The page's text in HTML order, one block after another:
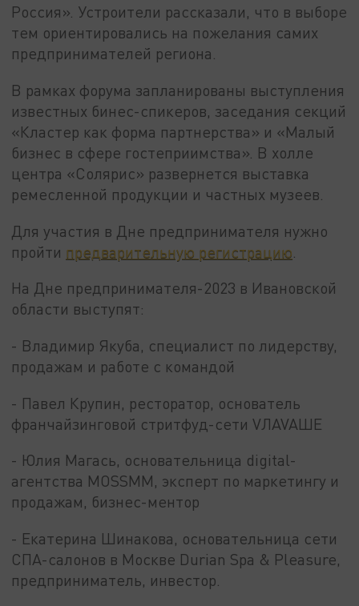
Россия». Устроители рассказали, что в выборе
тем ориентировались на пожелания самих
предпринимателей региона.
В рамках форума запланированы выступления
известных бинес-спикеров, заседания секций
«Кластер как форма партнерства» и «Малый
бизнес в сфере гостеприимства». В холле
центра «Солярис» развернется выставка
ремесленной продукции и частных музеев.
Для участия в Дне предпринимателя нужно
пройти предварительную регистрацию
На Дне предпринимателя-2023 в Ивановской
области выступят:
- Владимир Якуба, специалист по лидерству,
продажам и работе с командой
- Павел Крупин, ресторатор, основатель
франчайзинговой стритфуд-сети VЛAVAШЕ
- Юлия Магась, основательница digital-
агентства MOSSMM, эксперт по маркетингу и
продажам, бизнес-ментор
- Екатерина Шинакова, основательница сети
СПА-салонов в Москве Durian Spa & Pleasure,
предприниматель, инвестор.